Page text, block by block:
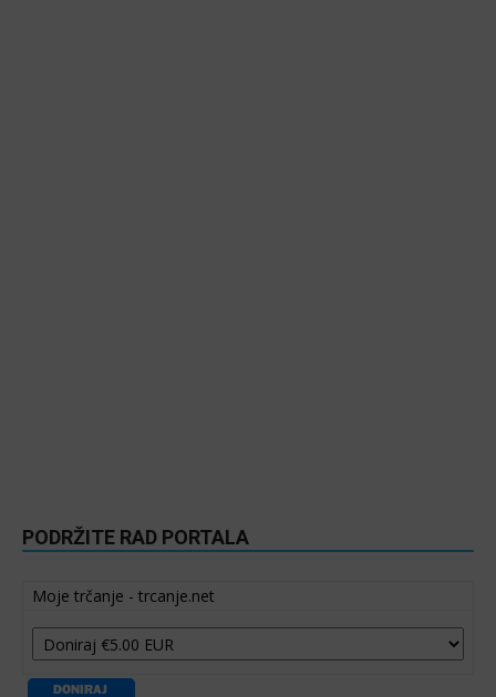
PODRŽITE RAD PORTALA
Moje trčanje - trcanje.net